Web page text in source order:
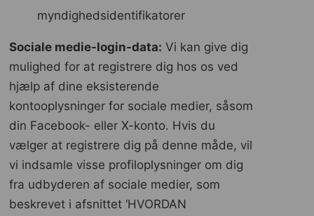
myndighedsidentifikatorer
Sociale medie-login-data: Vi kan give dig
mulighed for at registrere dig hos os ved
hjælp af dine eksisterende
kontooplysninger for sociale medier, såsom
din Facebook- eller X-konto. Hvis du
vælger at registrere dig på denne måde, vil
vi indsamle visse profiloplysninger om dig
fra udbyderen af ​​sociale medier, som
beskrevet i afsnittet ‘HVORDAN